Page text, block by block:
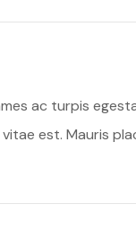
ac turpis
est. Mauris